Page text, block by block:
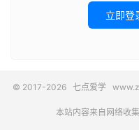
立即登
© 2017-2026 七点爱学
本站内容来自网络收